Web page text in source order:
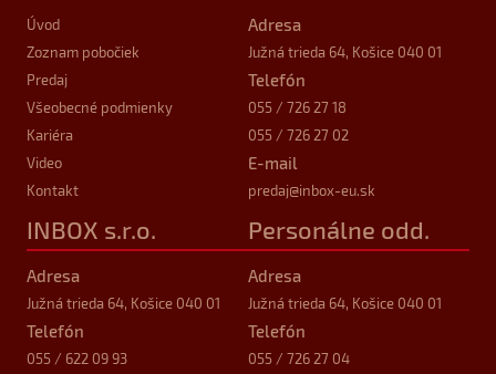
Úvod
Zoznam pobočiek
Predaj
Všeobecné podmienky
Kariéra
Video
Kontakt
Adresa
Južná trieda 64, Košice 040 01
Telefón
055 / 726 27 18
055 / 726 27 02
E-mail
predaj@inbox-eu.sk
INBOX s.r.o.
Adresa
Južná trieda 64, Košice 040 01
Telefón
055 / 622 09 93
Personálne odd.
Adresa
Južná trieda 64, Košice 040 01
Telefón
055 / 726 27 04